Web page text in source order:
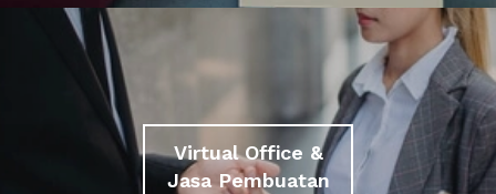
Virtual Office &
Jasa Pembuatan